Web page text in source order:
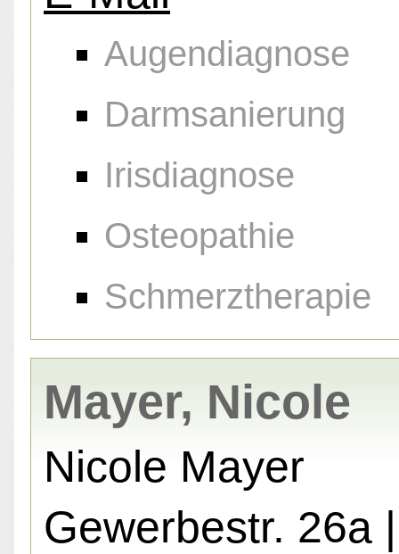
Augendiagnose
Darmsanierung
Irisdiagnose
Osteopathie
Schmerztherapie
Mayer, Nicole
Nicole Mayer
Gewerbestr. 26a